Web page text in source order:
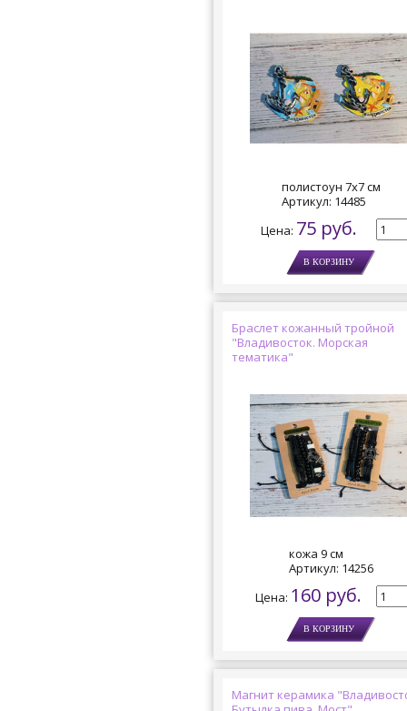
полистоун 7х7 см
Артикул: 14485
Цена: 75 руб.
Браслет кожанный тройной
"Владивосток. Морская
тематика"
кожа 9 см
Артикул: 14256
Цена: 160 руб.
Магнит керамика